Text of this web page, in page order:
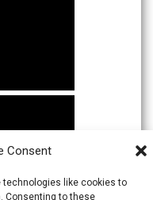
Consent
technologies like cookies to
Consenting to these